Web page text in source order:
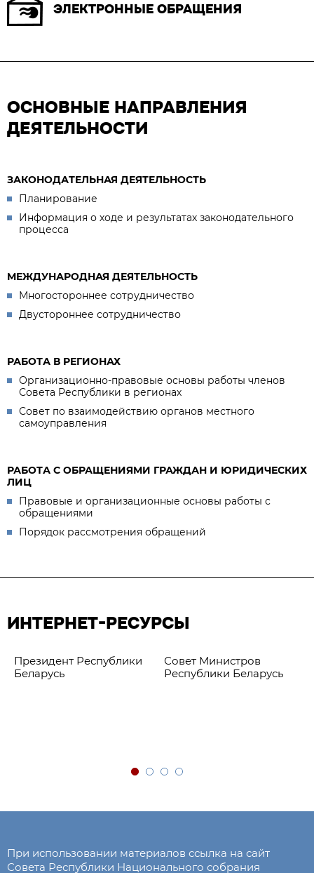
ЭЛЕКТРОННЫЕ ОБРАЩЕНИЯ
ОСНОВНЫЕ НАПРАВЛЕНИЯ
ДЕЯТЕЛЬНОСТИ
ЗАКОНОДАТЕЛЬНАЯ ДЕЯТЕЛЬНОСТЬ
Планирование
Информация о ходе и результатах законодательного
процесса
МЕЖДУНАРОДНАЯ ДЕЯТЕЛЬНОСТЬ
Многостороннее сотрудничество
Двустороннее сотрудничество
РАБОТА В РЕГИОНАХ
Организационно-правовые основы работы членов
Совета Республики в регионах
Совет по взаимодействию органов местного
самоуправления
РАБОТА С ОБРАЩЕНИЯМИ ГРАЖДАН И ЮРИДИЧЕСКИХ
ЛИЦ
Правовые и организационные основы работы с
обращениями
Порядок рассмотрения обращений
ИНТЕРНЕТ-РЕСУРСЫ
Президент Республики
Беларусь
Совет Министров
Республики Беларусь
При использовании материалов ссылка на сайт
Совета Республики Национального собрания